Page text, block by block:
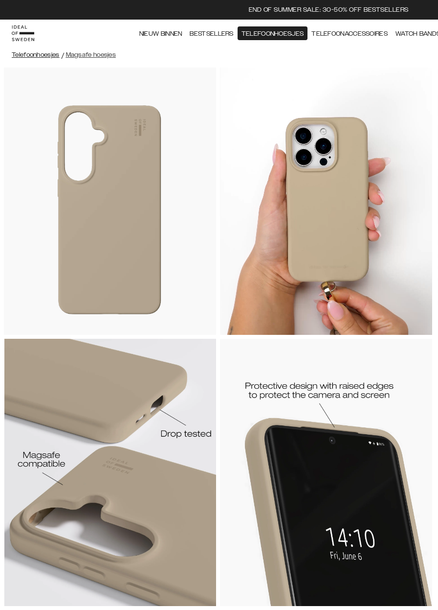
END OF SUMMER SALE: 30-50% OFF BESTSELLERS
NIEUW BINNEN BESTSELLERS TELEFOONHOESJES TELEFOONACCESSOIRES WATCH
Telefoonhoesjes / Magsafe hoesjes